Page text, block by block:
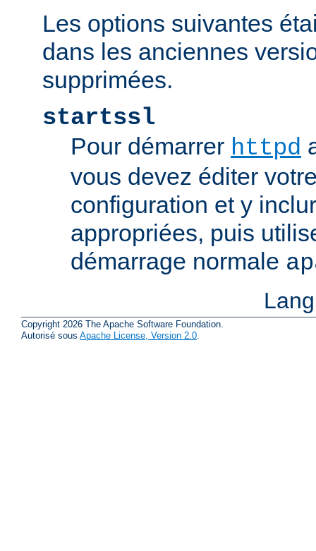
Les options suivantes
dans les anciennes
supprimées.
startssl
Pour démarrer httpd
vous devez éditer
configuration et y
appropriées, puis
démarrage normale
Copyright 2026 The Apache Software Foundation.
Autorisé sous Apache License, Version 2.0.